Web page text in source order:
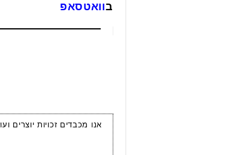
בוואטסאפ
אנו מכבדים זכויות יוצרים